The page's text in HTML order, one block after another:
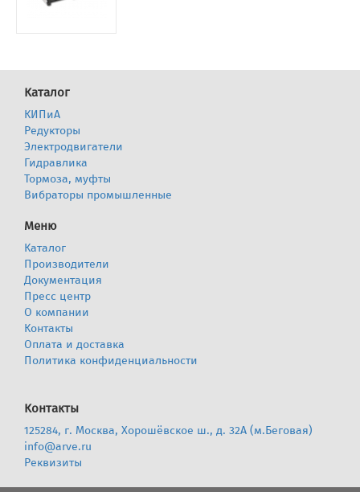
Каталог
КИПиА
Редукторы
Электродвигатели
Гидравлика
Тормоза, муфты
Вибраторы промышленные
Меню
Каталог
Производители
Документация
Пресс центр
О компании
Контакты
Оплата и доставка
Политика конфиденциальности
Контакты
125284, г. Москва, Хорошёвское ш., д. 32А (м.Беговая)
info@arve.ru
Реквизиты